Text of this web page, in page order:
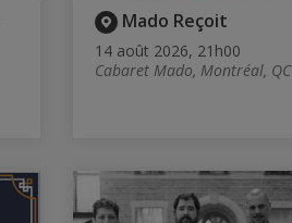
Mado Reçoit
14 août 2026, 21h00
Cabaret Mado, Montréal, QC